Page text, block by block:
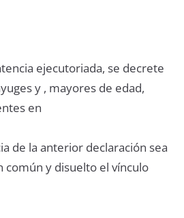
ejecutoriada, se decrete
y , mayores de edad,
en
de la anterior declaración sea
común y disuelto el vínculo